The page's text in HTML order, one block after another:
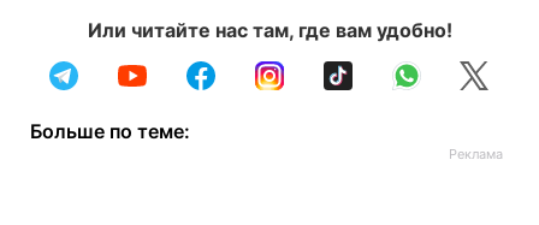
Или читайте нас там, где вам удобно!
Больше по теме: